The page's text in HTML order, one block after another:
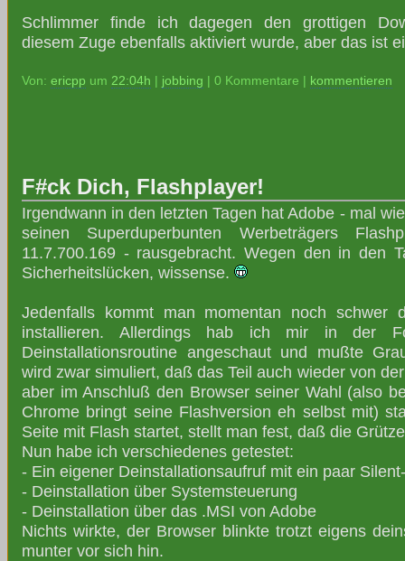
Schlimmer finde ich dagegen den grottigen
diesem Zuge ebenfalls aktiviert wurde, aber das ist
Von: ericpp um 22:04h jobbing | 0 Kommentare | kommentieren
F#ck Dich, Flashplayer!
Irgendwann in den letzten Tagen hat Adobe - mal
seinen Superduperbunten Werbeträgers
11.7.700.169 - rausgebracht. Wegen den in den
Sicherheitslücken, wissense.
Jedenfalls kommt man momentan noch schwer
installieren. Allerdings hab ich mir in der
Deinstallationsroutine angeschaut und mußte
wird zwar simuliert, daß das Teil auch wieder von
aber im Anschluß den Browser seiner Wahl (also
Chrome bringt seine Flashversion eh selbst mit)
Seite mit Flash startet, stellt man fest, daß die
Nun habe ich verschiedenes getestet:
- Ein eigener Deinstallationsaufruf mit ein paar
- Deinstallation über Systemsteuerung
- Deinstallation über das .MSI von Adobe
Nichts wirkte, der Browser blinkte trotzt eigens
munter vor sich hin.